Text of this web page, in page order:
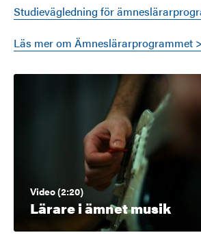
Studievägledning för
Läs mer om Ämneslärarprogrammet
Video (2:20)
Lärare i ämnet musik